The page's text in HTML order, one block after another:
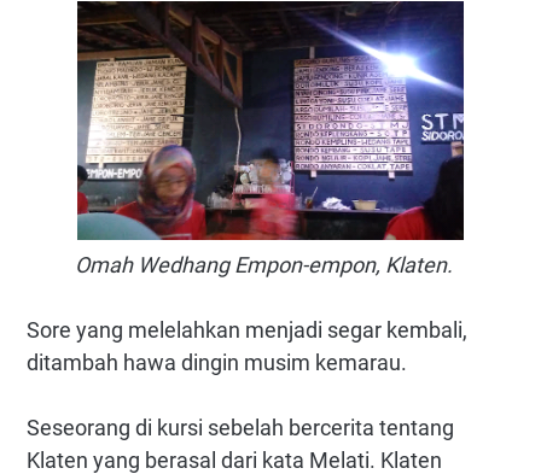
Omah Wedhang Empon-empon, Klaten.
Sore yang melelahkan menjadi segar kembali,
ditambah hawa dingin musim kemarau.
Seseorang di kursi sebelah bercerita tentang
Klaten yang berasal dari kata Melati. Klaten